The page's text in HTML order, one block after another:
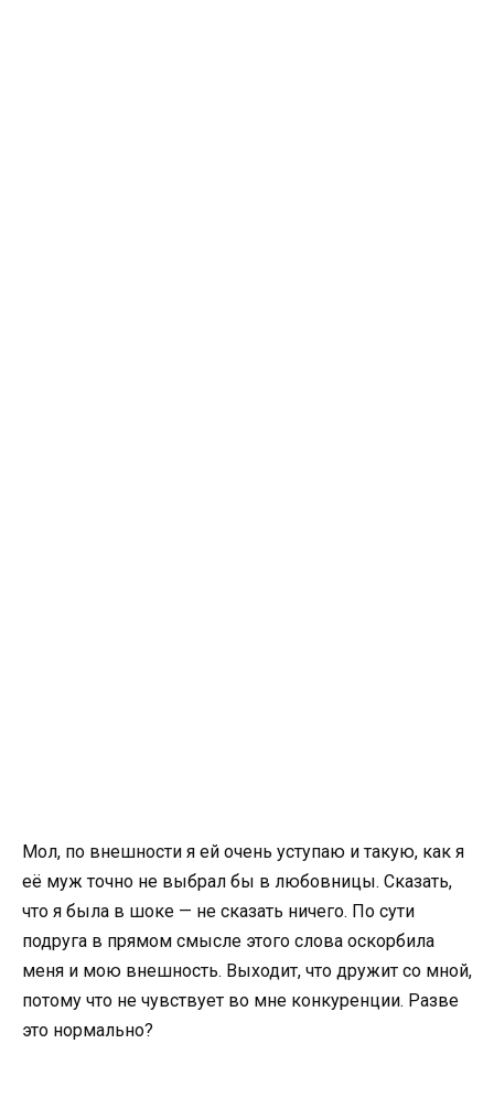
Мол, по внешности я ей очень уступаю и такую, как я
её муж точно не выбрал бы в любовницы. Сказать,
что я была в шоке — не сказать ничего. По сути
подруга в прямом смысле этого слова оскорбила
меня и мою внешность. Выходит, что дружит со мной,
потому что не чувствует во мне конкуренции. Разве
это нормально?